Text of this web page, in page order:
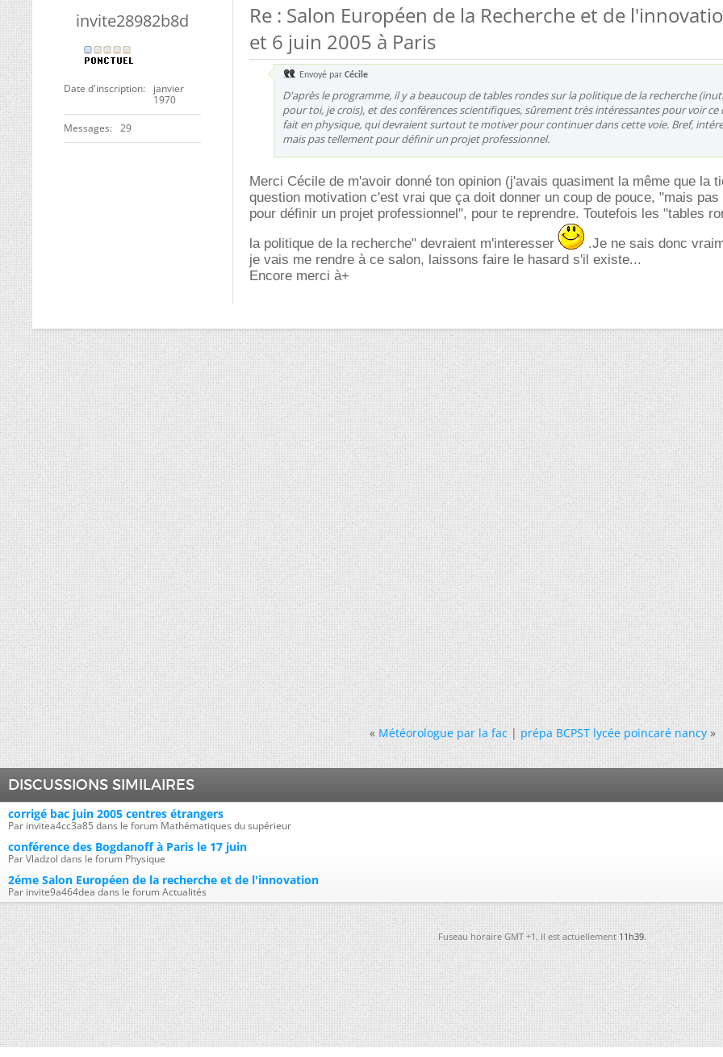
invite28982b8d
Date d'inscription
janvier
1970
Messages 29
Re : Salon Européen de la Recherche et de
et 6 juin 2005 à Paris
Envoyé par Cécile
D'après le programme, il y a beaucoup de tables rondes sur la politique de la recherche
pour toi, je crois), et des conférences scientifiques, sûrement très intéressantes pour voir ce
fait en physique, qui devraient surtout te motiver pour continuer dans cette voie. Bref,
mais pas tellement pour définir un projet professionnel.
Merci Cécile de m'avoir donné ton opinion (j'avais quasiment la même que la
question motivation c'est vrai que ça doit donner un coup de pouce, "mais pas
pour définir un projet professionnel", pour te reprendre. Toutefois les "tables
la politique de la recherche" devraient m'interesser
.Je ne sais donc
je vais me rendre à ce salon, laissons faire le hasard s'il existe...
Encore merci à+
« Météorologue par la fac|prépa BCPST lycée poincaré nancy »
DISCUSSIONS SIMILAIRES
corrigé bac juin 2005 centres étrangers
Par invitea4cc3a85 dans le forum Mathématiques du supérieur
conférence des Bogdanoff à Paris le 17 juin
Par Vladzol dans le forum Physique
2éme Salon Européen de la recherche et de l'innovation
Par invite9a464dea dans le forum Actualités
Fuseau horaire GMT +1. Il est actuellement11h39.